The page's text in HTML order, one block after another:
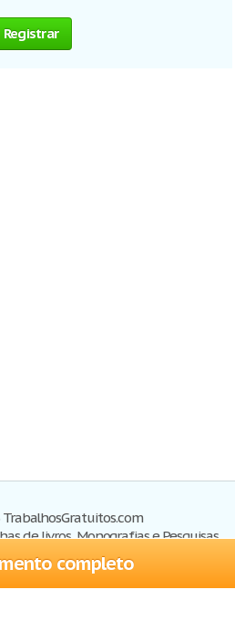
completo
Registrar
de livros, Monografias e Pesquisas